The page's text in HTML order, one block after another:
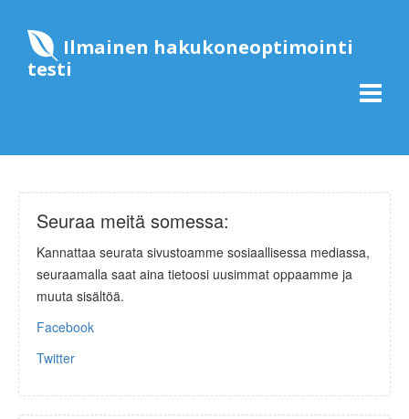
Ilmainen hakukoneoptimointi
testi
Seuraa meitä somessa:
Kannattaa seurata sivustoamme sosiaallisessa mediassa,
seuraamalla saat aina tietoosi uusimmat oppaamme ja
muuta sisältöä.
Facebook
Twitter